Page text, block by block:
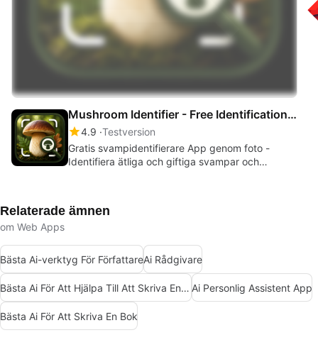
Mushroom Identifier - Free Identification App By Photo
4.9 Testversion
Gratis svampidentifierare App genom foto -
Identifiera ätliga och giftiga svampar och
Relaterade ämnen
om Web Apps
Bästa Ai-verktyg För FörfattareAi Rådgivare
Bästa Ai För Att Hjälpa Till Att Skriva En Bok Ai Personlig Assistent App
Bästa Ai För Att Skriva En Bok